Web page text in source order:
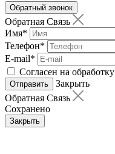
Обратный звонок
Обратная Связь
Имя*
Телефон*
E-mail*
Согласен на обработку
Отправить
Закрыть
Обратная Связь
Сохранено
Закрыть